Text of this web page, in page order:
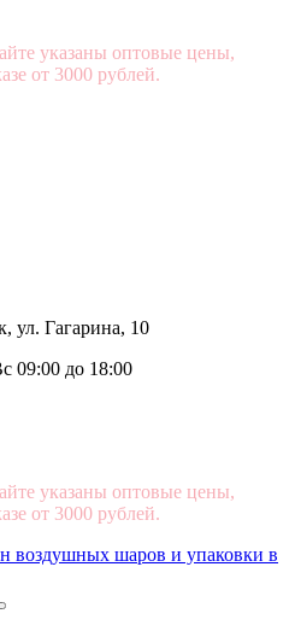
указаны оптовые цены,
от 3000 рублей.
ул. Гагарина, 10
09:00 до 18:00
указаны оптовые цены,
от 3000 рублей.